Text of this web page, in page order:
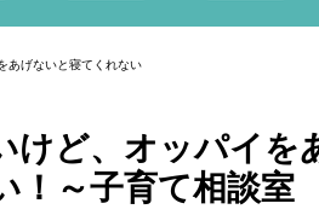
あげないと寝てくれない
けど、オッパイを
！～子育て相談室